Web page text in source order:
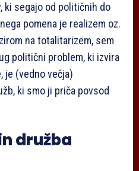
ki segajo od političnih do
pomena je realizem oz.
na totalitarizem, sem
politični problem, ki izvira
je (vedno večja)
ki smo ji priča povsod
družba